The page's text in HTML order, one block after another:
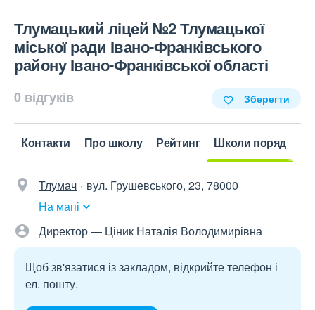
Тлумацький ліцей №2 Тлумацької
міської ради Івано-Франківського
району Івано-Франківської області
0 відгуків Зберегти
Контакти Про школу Рейтинг Школи поряд
Тлумач
вул. Грушевського, 23, 78000
На мапі
Директор — Ціник Наталія Володимирівна
Щоб зв'язатися із закладом, відкрийте телефон і
ел. пошту.